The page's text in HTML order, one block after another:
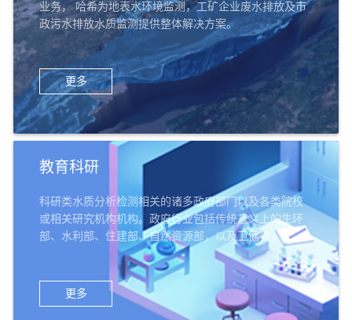
业务， 哈希为地表水环境监测，工矿企业废水排放及市
政污水排放水质监测提供整体解决方案。
更多
教育科研
科研类水质分析检测相关的诸多政府部门以及各类院校
或相关研究机构机构。政府行业包括传统意义上的生环
部、水利部、住建部、自然资源部，以及卫健委、农业
部、交通部、科技部、公检法、军队系统等；教育科研
机构机构，包括高校的环境类院系、给排水专业等，以
及环科院、中科院、农科院、林科院、水科院等科研机
构，还有中小学、幼儿园等教育机构。
更多